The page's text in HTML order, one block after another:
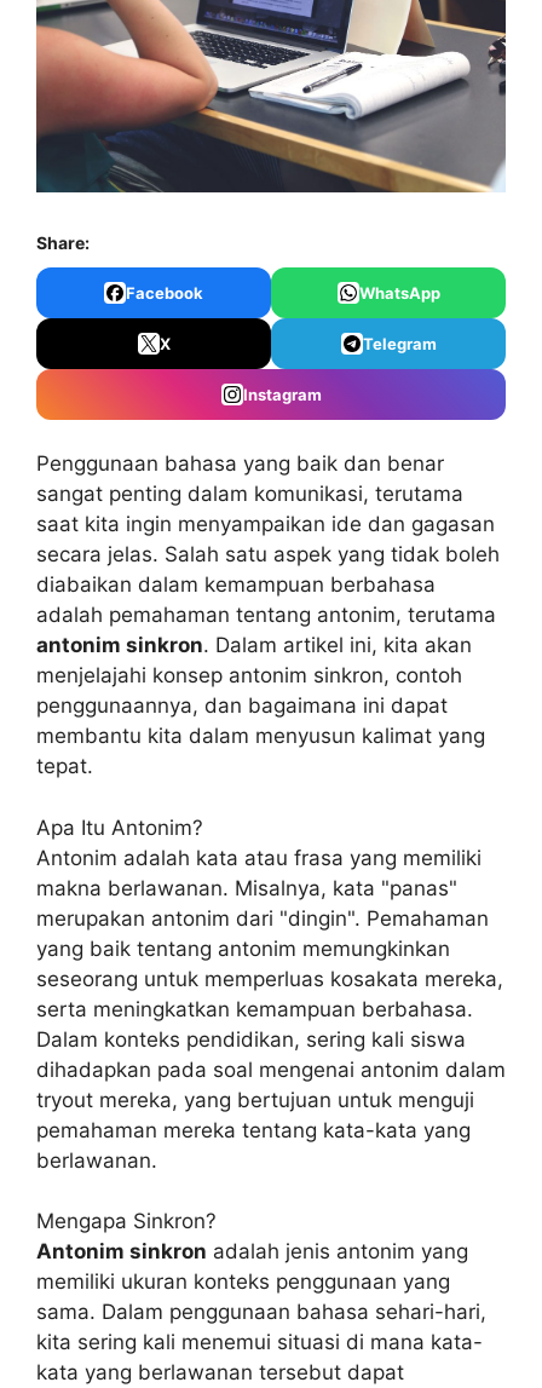
Share:
Facebook WhatsApp
X Telegram
Instagram
Penggunaan bahasa yang baik dan benar
sangat penting dalam komunikasi, terutama
saat kita ingin menyampaikan ide dan gagasan
secara jelas. Salah satu aspek yang tidak boleh
diabaikan dalam kemampuan berbahasa
adalah pemahaman tentang antonim, terutama
antonim sinkron. Dalam artikel ini, kita akan
menjelajahi konsep antonim sinkron, contoh
penggunaannya, dan bagaimana ini dapat
membantu kita dalam menyusun kalimat yang
tepat.
Apa Itu Antonim?
Antonim adalah kata atau frasa yang memiliki
makna berlawanan. Misalnya, kata "panas"
merupakan antonim dari "dingin". Pemahaman
yang baik tentang antonim memungkinkan
seseorang untuk memperluas kosakata mereka,
serta meningkatkan kemampuan berbahasa.
Dalam konteks pendidikan, sering kali siswa
dihadapkan pada soal mengenai antonim dalam
tryout mereka, yang bertujuan untuk menguji
pemahaman mereka tentang kata-kata yang
berlawanan.
Mengapa Sinkron?
Antonim sinkron adalah jenis antonim yang
memiliki ukuran konteks penggunaan yang
sama. Dalam penggunaan bahasa sehari-hari,
kita sering kali menemui situasi di mana kata-
kata yang berlawanan tersebut dapat